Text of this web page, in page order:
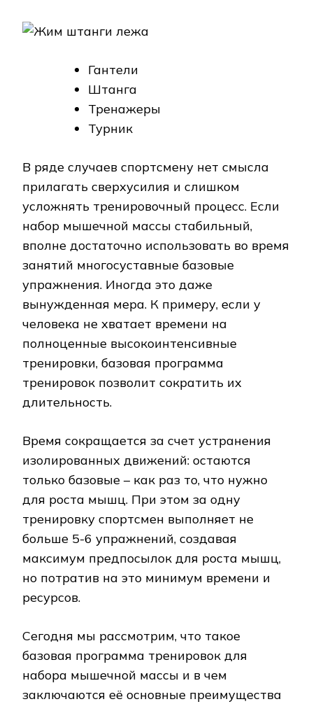
Гантели
Штанга
Тренажеры
Турник
В ряде случаев спортсмену нет смысла
прилагать сверхусилия и слишком
усложнять тренировочный процесс. Если
набор мышечной массы стабильный,
вполне достаточно использовать во время
занятий многосуставные базовые
упражнения. Иногда это даже
вынужденная мера. К примеру, если у
человека не хватает времени на
полноценные высокоинтенсивные
тренировки, базовая программа
тренировок позволит сократить их
длительность.
Время сокращается за счет устранения
изолированных движений: остаются
только базовые – как раз то, что нужно
для роста мышц. При этом за одну
тренировку спортсмен выполняет не
больше 5-6 упражнений, создавая
максимум предпосылок для роста мышц,
но потратив на это минимум времени и
ресурсов.
Сегодня мы рассмотрим, что такое
базовая программа тренировок для
набора мышечной массы и в чем
заключаются её основные преимущества